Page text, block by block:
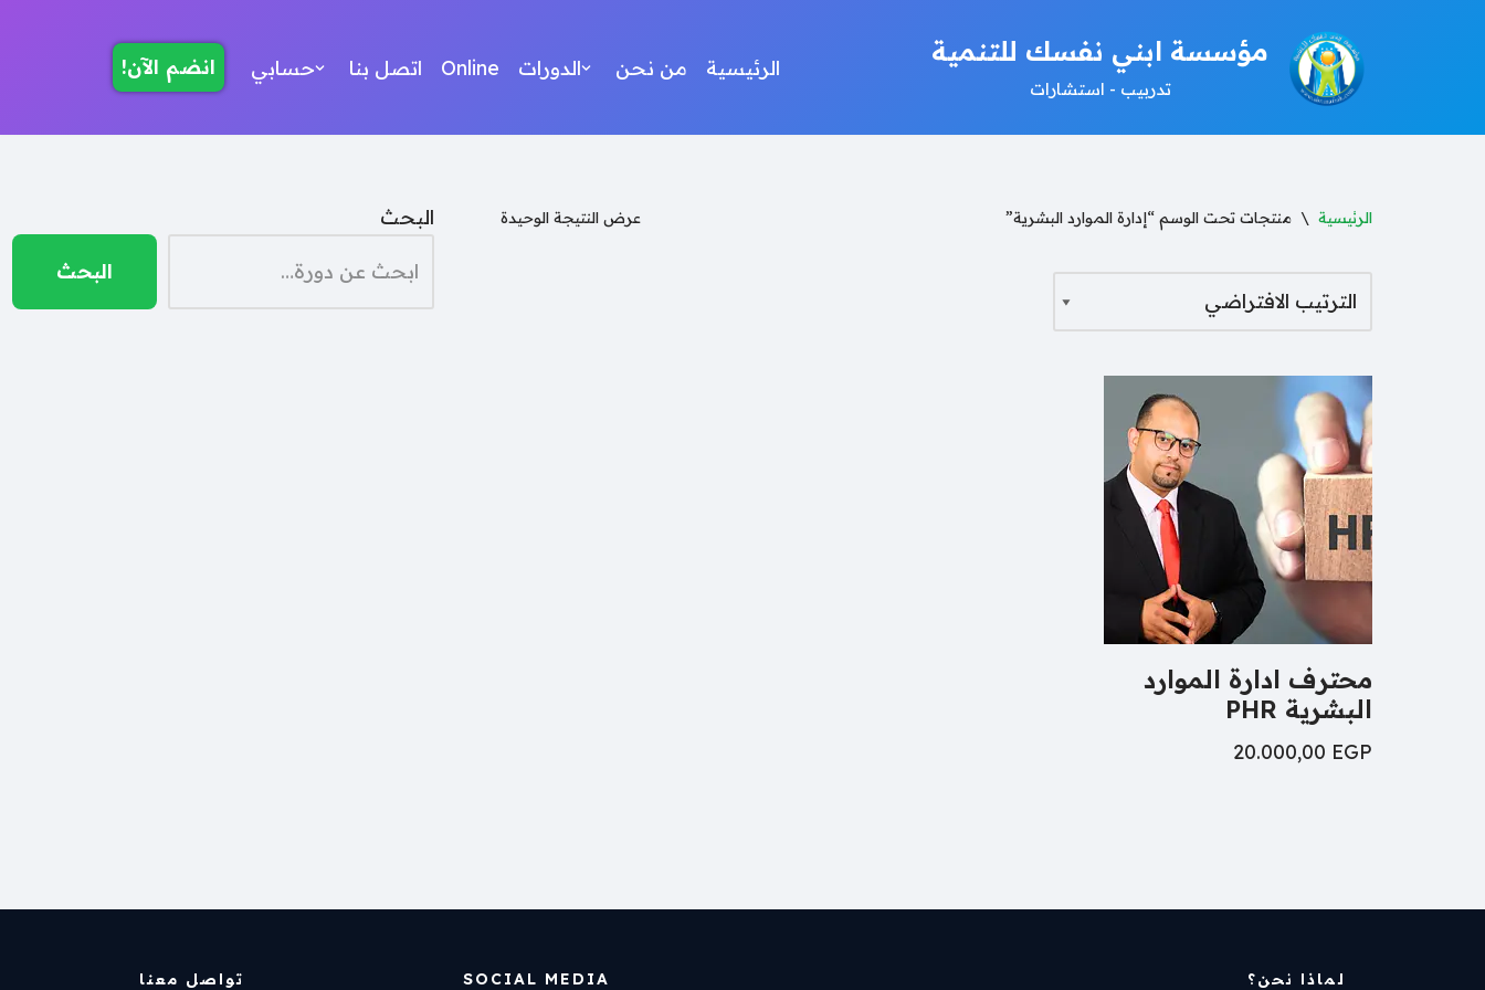
المحتوى
مؤسسة ابني نفسك للتنمية
تدربيب - استشارات
الرئيسية من نحن الدورات Online اتصل بنا حسابي انضم الآن!
الرئيسية \ منتجات تحت الوسم “إدارة الموارد البشرية” عرض النتيجة الوحيدة
محترف ادارة الموارد
البشرية PHR
20.000,00 EGP
البحث
البحث
لماذا نحن؟ SOCIAL MEDIA تواصل معنا